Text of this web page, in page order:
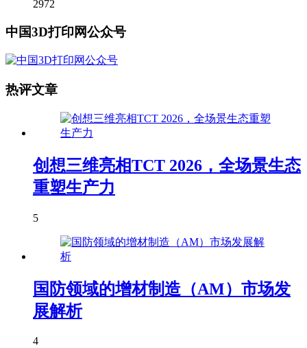
2972
中国3D打印网公众号
热评文章
创想三维亮相TCT 2026，全场景生态
重塑生产力
5
国防领域的增材制造（AM）市场发
展解析
4